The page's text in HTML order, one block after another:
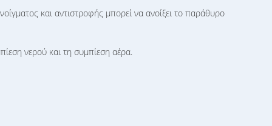
και αντιστροφής μπορεί να ανοίξει το παράθυρο
νερού και τη συμπίεση αέρα.